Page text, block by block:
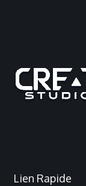
Lien Rapide